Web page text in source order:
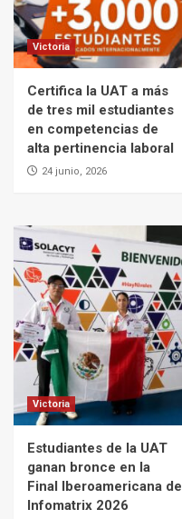
Victoria
Certifica la UAT a más
de tres mil estudiantes
en competencias de
alta pertinencia laboral
24 junio, 2026
Victoria
Estudiantes de la UAT
ganan bronce en la
Final Iberoamericana de
Infomatrix 2026